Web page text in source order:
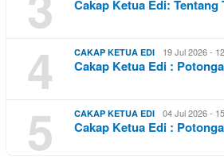
Cakap Ketua Edi:
4 CAKAP KETUA EDI 19 Jul 2026 -
Cakap Ketua Edi :
5 CAKAP KETUA EDI 04 Jul 2026 -
Cakap Ketua Edi :